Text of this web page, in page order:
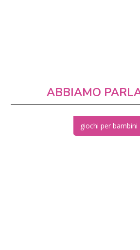
ABBIAMO
giochi per bambini